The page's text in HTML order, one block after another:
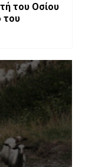
του Οσίου
του